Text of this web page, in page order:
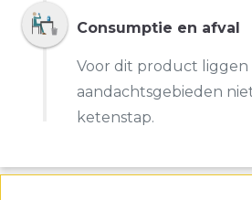
Consumptie en afval
Voor dit product liggen
aandachtsgebieden
ketenstap.